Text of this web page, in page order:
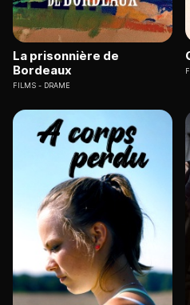
La prisonnière de
Bordeaux
FILMS DRAME